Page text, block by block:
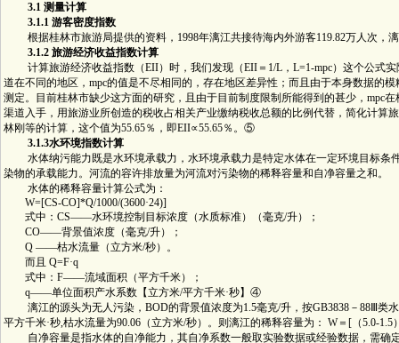
3.1 测量计算
3.1.1 游客密度指数
根据桂林市旅游局提供的资料，1998年漓江共接待海内外游客119.82万人次，漓
3.1.2 旅游经济收益指数计算
计算旅游经济收益指数（EII）时，我们发现（EII＝1/L，L=1-mpc）这个公式实
道在不同的地区，mpc的值是不尽相同的，存在地区差异性；而且由于本身数据的
测定。目前桂林市缺少这方面的研究，且由于目前制度限制所能得到的甚少，mpc
渠道入手，用旅游业所创造的税收占相关产业缴纳税收总额的比例代替，简化计算
林刚等的计算，这个值为55.65％，即EII∝55.65％。⑤
3.1.3水环境指数计算
水体纳污能力既是水环境承载力，水环境承载力是特定水体在一定环境目标条
染物的承载能力。河流的容许排放量为河流对污染物的稀释容量和自净容量之和。
水体的稀释容量计算公式为：
W=[CS-CO]*Q/1000/(3600·24)]
式中：CS――水环境控制目标浓度（水质标准）（毫克/升）；
CO――背景值浓度（毫克/升）；
Q ――枯水流量（立方米/秒）。
而且 Q=F·q
式中：F――流域面积（平方千米）；
q――单位面积产水系数【立方米/平方千米·秒】④
漓江的源头为无人污染，BOD的背景值浓度为1.5毫克/升，按GB3838－88Ⅲ类
平方千米·秒,枯水流量为90.06（立方米/秒）。则漓江的稀释容量为： W＝[（5.0-1.5
自净容量是指水体的自净能力，其自净系数一般取实验数据或经验数据，需确